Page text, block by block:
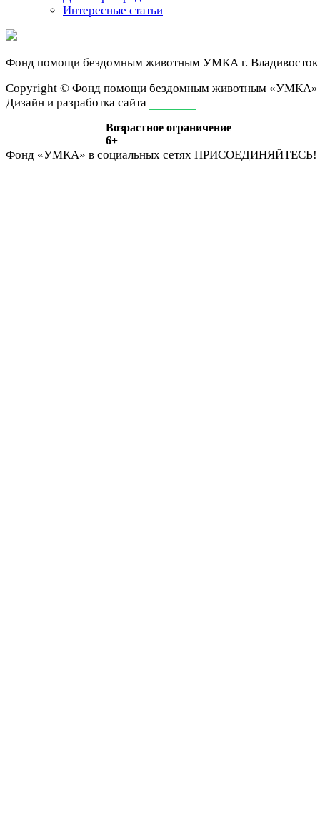
Интересные статьи
Фонд помощи бездомным животным УМКА г. Владивосток
Сopyright © Фонд помощи бездомным животным «УМКА»
Дизайн и разработка сайта
Возрастное ограничение
6+
Фонд «УМКА» в социальных сетях ПРИСОЕДИНЯЙТЕСЬ!